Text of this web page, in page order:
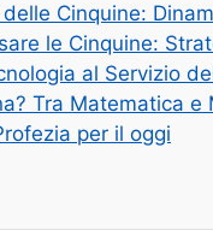
Cinquine:
le Cinquine:
al Servizio
Tra Matematica e
per il oggi